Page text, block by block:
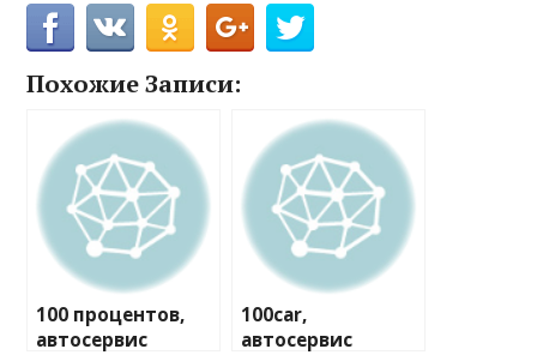
Похожие Записи:
100 процентов,
автосервис
100car,
автосервис